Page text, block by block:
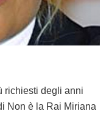
richiesti degli anni
Non è la Rai Miriana